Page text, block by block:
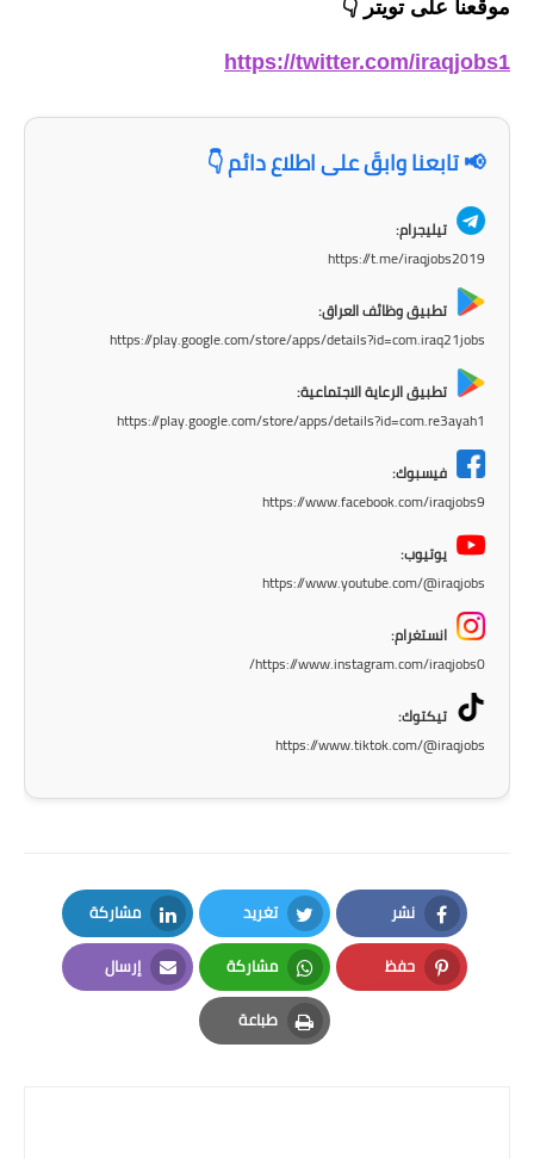
استمارة القبول المركزي
موقعنا على تويتر 👇
https://twitter.com/iraqjobs1
📢 تابعنا وابقَ على اطلاع دائم 👇
تيليجرام:
https://t.me/iraqjobs2019
تطبيق وظائف العراق:
https://play.google.com/store/apps/details?id=com.iraq21jobs
تطبيق الرعاية الاجتماعية:
https://play.google.com/store/apps/details?id=com.re3ayah1
فيسبوك:
https://www.facebook.com/iraqjobs9
يوتيوب:
https://www.youtube.com/@iraqjobs
انستغرام:
https://www.instagram.com/iraqjobs0/
تيكتوك:
https://www.tiktok.com/@iraqjobs
نشر
Facebook
تغريد
Twitter
مشاركة
LinkedIn
حفظ
Pinterest
مشاركة
Whatsapp
إرسال
Email
طباعة
Print